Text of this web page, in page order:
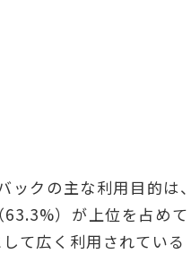
クの主な利用目的は、
）が上位を占めて
て広く利用されている